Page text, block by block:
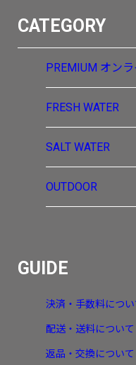
CATEGORY
PREMIUM オン
FRESH WATER
SALT WATER
OUTDOOR
GUIDE
決済・手数料につい
配送・送料について
返品・交換について